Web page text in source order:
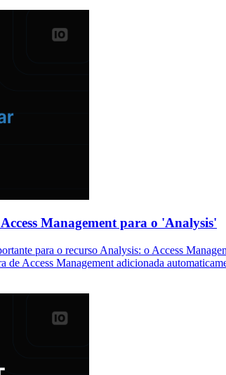
Management para o 'Analysis'
para o recurso Analysis: o Access
de Access Management adicionada